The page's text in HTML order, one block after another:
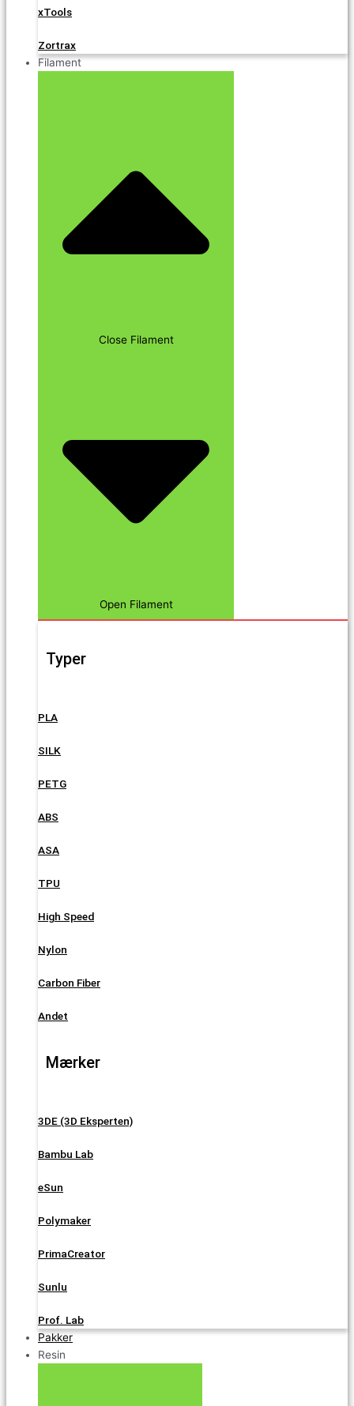
xTools
Zortrax
Filament
Close Filament
Open Filament
Typer
PLA
SILK
PETG
ABS
ASA
TPU
High Speed
Nylon
Carbon Fiber
Andet
Mærker
3DE (3D Eksperten)
Bambu Lab
eSun
Polymaker
PrimaCreator
Sunlu
Prof. Lab
Pakker
Resin